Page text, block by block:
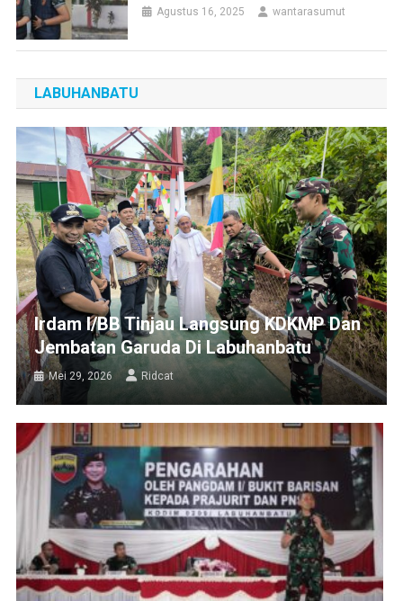
Agustus 16, 2025 wantarasumut
LABUHANBATU
Irdam I/BB Tinjau Langsung KDKMP Dan
Jembatan Garuda Di Labuhanbatu
Mei 29, 2026 Ridcat